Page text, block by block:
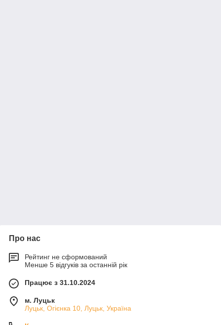
Про нас
Рейтинг не сформований
Менше 5 відгуків за останній рік
Працює з 31.10.2024
м. Луцьк
Луцьк, Огієнка 10, Луцьк, Україна